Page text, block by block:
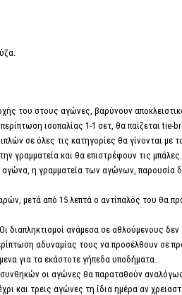
του στους αγώνες, βαρύνουν
ισοπαλίας 1-1 σετ, θα παίζεται
σε όλες τις κατηγορίες θα γίνονται με
γραμματεία και θα επιστρέφουν τις μπάλες.
η γραμματεία των αγώνων,
μετά από 15 λεπτά ο αντίπαλός του θα
διαπληκτισμοί ανάμεσα σε αθλούμενους
αδυναμίας τους να προσέλθουν σε
για τα εκάστοτε γήπεδα υποδήματα.
οι αγώνες θα παραταθούν
και τρεις αγώνες τη ίδια ημέρα αν